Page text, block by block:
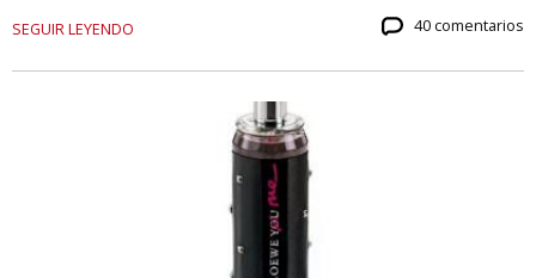
SEGUIR LEYENDO 40 comentarios